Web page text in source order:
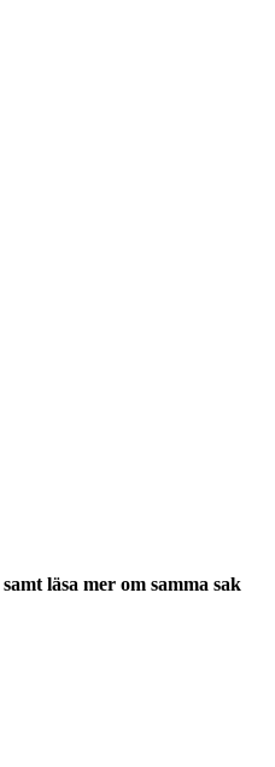
samt läsa mer om samma sak